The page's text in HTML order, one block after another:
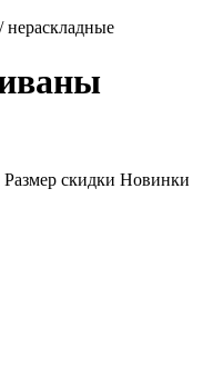
/нераскладные
Размер скидки Новинки